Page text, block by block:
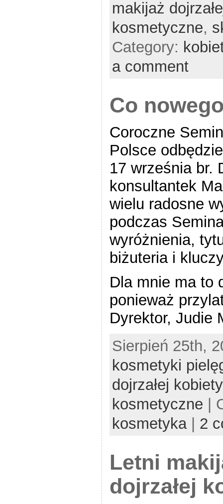
makijaż
kosmetyczne,
Category:
a comment
Co
Coroczne
Polsce
17 września br.
konsultantek
wielu radosne
podczas
wyróżnienia,
biżuteria i
Dla mnie ma to
ponieważ
Dyrektor, Judie
Sierpień 25th,
kosmetyki
dojrzałej kobiety
kosmetyczne |
kosmetyka| 2
Letni
dojrzałej